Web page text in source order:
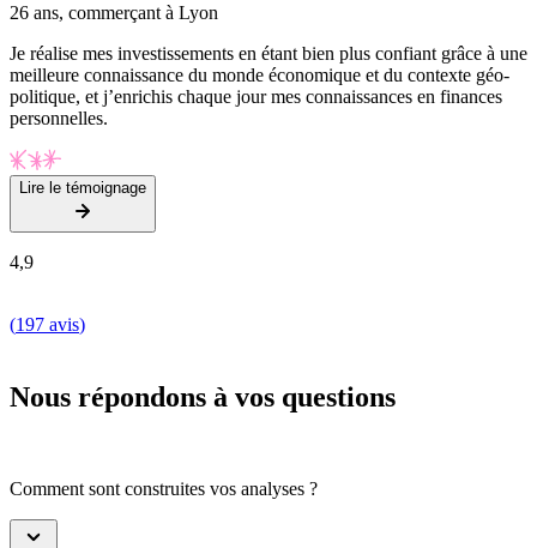
26 ans, commerçant à Lyon
Je réalise mes investissements en étant bien plus confiant grâce à une
meilleure connaissance du monde économique et du contexte géo-
politique, et j’enrichis chaque jour mes connaissances en finances
personnelles.
Lire le témoignage
4,9
(197 avis)
Nous répondons à vos questions
Comment sont construites vos analyses ?